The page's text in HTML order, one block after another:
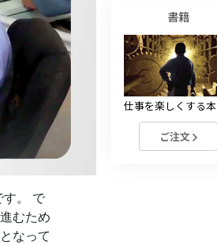
子ども
職場のためのツール
エシックスとコンディション
抑圧の原因
す。 で
むため
なって
書籍
仕事を楽しくする本
ご注文